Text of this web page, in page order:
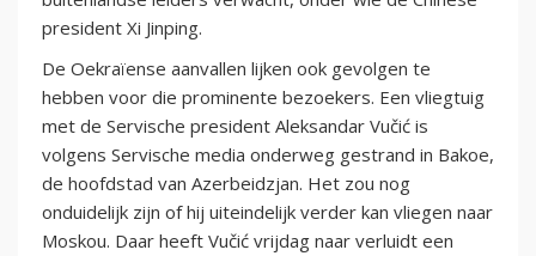
president Xi Jinping.
De Oekraïense aanvallen lijken ook gevolgen te
hebben voor die prominente bezoekers. Een vliegtuig
met de Servische president Aleksandar Vučić is
volgens Servische media onderweg gestrand in Bakoe,
de hoofdstad van Azerbeidzjan. Het zou nog
onduidelijk zijn of hij uiteindelijk verder kan vliegen naar
Moskou. Daar heeft Vučić vrijdag naar verluidt een